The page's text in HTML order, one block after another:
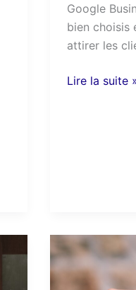
Google
bien choisis
attirer les
Lire la suite
La
carte
de